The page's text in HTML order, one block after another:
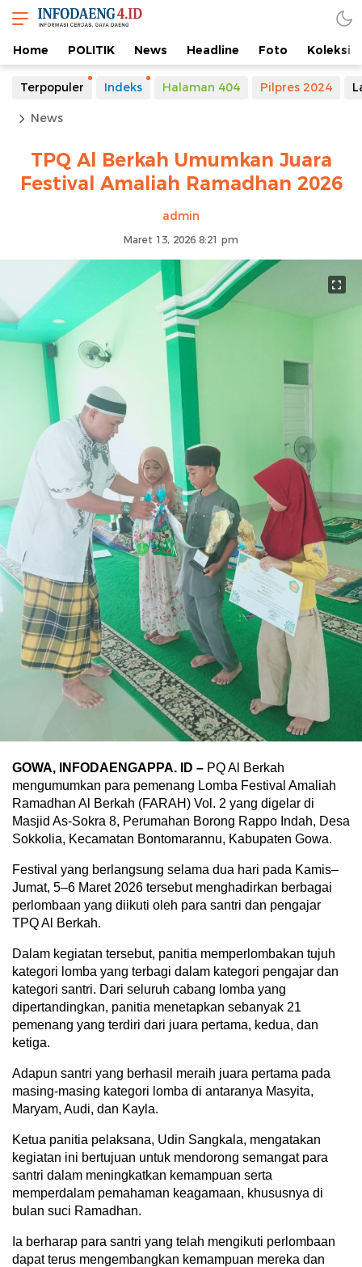
Home POLITIK News Headline Foto Koleksi
Terpopuler Indeks Halaman 404 Pilpres 2024
News
TPQ Al Berkah Umumkan Juara
Festival Amaliah Ramadhan 2026
admin
Maret 13, 2026 8:21 pm
GOWA, INFODAENGAPPA. ID – PQ Al Berkah
mengumumkan para pemenang Lomba Festival Amaliah
Ramadhan Al Berkah (FARAH) Vol. 2 yang digelar di
Masjid As-Sokra 8, Perumahan Borong Rappo Indah, Desa
Sokkolia, Kecamatan Bontomarannu, Kabupaten Gowa.
Festival yang berlangsung selama dua hari pada Kamis–
Jumat, 5–6 Maret 2026 tersebut menghadirkan berbagai
perlombaan yang diikuti oleh para santri dan pengajar
TPQ Al Berkah.
Dalam kegiatan tersebut, panitia memperlombakan tujuh
kategori lomba yang terbagi dalam kategori pengajar dan
kategori santri. Dari seluruh cabang lomba yang
dipertandingkan, panitia menetapkan sebanyak 21
pemenang yang terdiri dari juara pertama, kedua, dan
ketiga.
Adapun santri yang berhasil meraih juara pertama pada
masing-masing kategori lomba di antaranya Masyita,
Maryam, Audi, dan Kayla.
Ketua panitia pelaksana, Udin Sangkala, mengatakan
kegiatan ini bertujuan untuk mendorong semangat para
santri dalam meningkatkan kemampuan serta
memperdalam pemahaman keagamaan, khususnya di
bulan suci Ramadhan.
Ia berharap para santri yang telah mengikuti perlombaan
dapat terus mengembangkan kemampuan mereka dan